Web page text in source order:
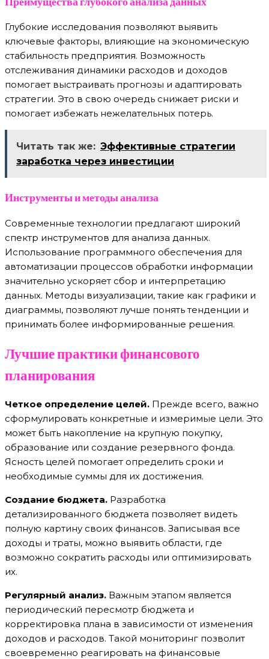
Глубокие исследования позволяют выявить
ключевые факторы, влияющие на экономическую
стабильность предприятия. Возможность
отслеживания динамики расходов и доходов
помогает выстраивать прогнозы и адаптировать
стратегии. Это в свою очередь снижает риски и
помогает избежать нежелательных потерь.
Читать так же: Эффективные стратегии
заработка через инвестиции
Инструменты и методы анализа
Современные технологии предлагают широкий
спектр инструментов для анализа данных.
Использование программного обеспечения для
автоматизации процессов обработки информации
значительно ускоряет сбор и интерпретацию
данных. Методы визуализации, такие как графики и
диаграммы, позволяют лучше понять тенденции и
принимать более информированные решения.
Лучшие практики финансового
планирования
Четкое определение целей. Прежде всего, важно
сформулировать конкретные и измеримые цели. Это
может быть накопление на крупную покупку,
образование или создание резервного фонда.
Ясность целей помогает определить сроки и
необходимые суммы для их достижения.
Создание бюджета. Разработка
детализированного бюджета позволяет видеть
полную картину своих финансов. Записывая все
доходы и траты, можно выявить области, где
возможно сократить расходы или оптимизировать
их.
Регулярный анализ. Важным этапом является
периодический пересмотр бюджета и
корректировка плана в зависимости от изменения
доходов и расходов. Такой мониторинг позволит
своевременно реагировать на финансовые